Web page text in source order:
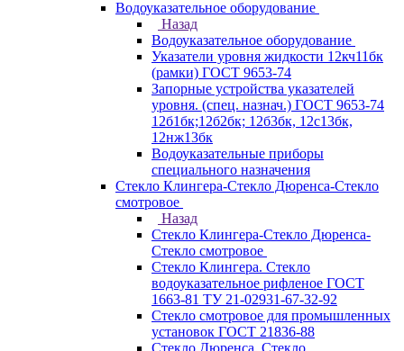
Водоуказательное оборудование
Назад
Водоуказательное оборудование
Указатели уровня жидкости 12кч11бк
(рамки) ГОСТ 9653-74
Запорные устройства указателей
уровня. (спец. назнач.) ГОСТ 9653-74
12б1бк;12б2бк; 12б3бк, 12с13бк,
12нж13бк
Водоуказательные приборы
специального назначения
Стекло Клингера-Стекло Дюренса-Стекло
смотровое
Назад
Стекло Клингера-Стекло Дюренса-
Стекло смотровое
Стекло Клингера. Стекло
водоуказательное рифленое ГОСТ
1663-81 ТУ 21-02931-67-32-92
Стекло смотровое для промышленных
установок ГОСТ 21836-88
Стекло Дюренса. Стекло